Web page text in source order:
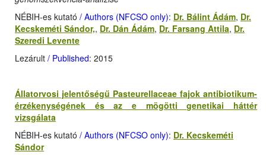
NÉBIH-es kutató / Authors (NFCSO only): Dr. Bálint Ádám, Dr.
Kecskeméti Sándor,, Dr. Dán Ádám, Dr. Farsang Attila, Dr.
Szeredi Levente
Lezárult / Published: 2015
Állatorvosi jelentőségű Pasteurellaceae fajok antibiotikum-
érzékenységének és az e mögötti genetikai háttér
vizsgálata
NÉBIH-es kutató / Authors (NFCSO only): Dr. Kecskeméti
Sándor